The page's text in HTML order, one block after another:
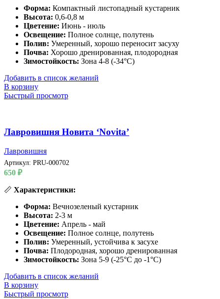
Форма: Компактный листопадный кустарник
Высота: 0,6-0,8 м
Цветение: Июнь - июль
Освещение: Полное солнце, полутень
Полив: Умеренный, хорошо переносит засуху
Почва: Хорошо дренированная, плодородная
Зимостойкость: Зона 4-8 (-34°C)
Добавить в список желаний
В корзину
Быстрый просмотр
Лавровишня Новита ‘Novita’
Лавровишня
Артикул: PRU-000702
650 ₽
📏 Характеристики:
Форма: Вечнозеленый кустарник
Высота: 2-3 м
Цветение: Апрель - май
Освещение: Полное солнце, полутень
Полив: Умеренный, устойчива к засухе
Почва: Плодородная, хорошо дренированная
Зимостойкость: Зона 5-9 (-25°C до -1°C)
Добавить в список желаний
В корзину
Быстрый просмотр